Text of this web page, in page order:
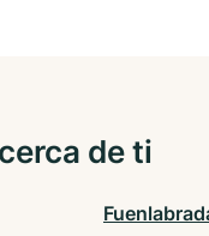
de ti